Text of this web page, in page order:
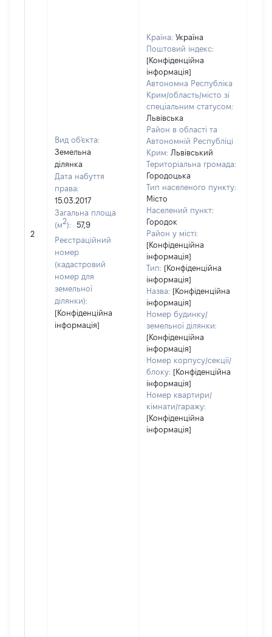
2
Вид об'єкта:
Земельна
ділянка
Дата набуття
права:
15.03.2017
Загальна площа
(м2):
57,9
Реєстраційний
номер
(кадастровий
номер для
земельної
ділянки):
[Конфіденційна
інформація]
Країна: Україна
Поштовий індекс:
[Конфіденційна
інформація]
Автономна Республіка
Крим/область/місто зі
спеціальним статусом:
Львівська
Район в області та
Автономній Республіці
Крим: Львівський
Територіальна громада:
Городоцька
Тип населеного пункту:
Місто
Населений пункт:
Городок
Район у місті:
[Конфіденційна
інформація]
Тип: [Конфіденційна
інформація]
Назва: [Конфіденційна
інформація]
Номер будинку/
земельної ділянки:
[Конфіденційна
інформація]
Номер корпусу/секції/
блоку: [Конфіденційна
інформація]
Номер квартири/
кімнати/гаражу:
[Конфіденційна
інформація]